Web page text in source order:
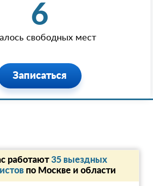
6
свободных мест
Записаться
работают35 выездных
по Москве и области